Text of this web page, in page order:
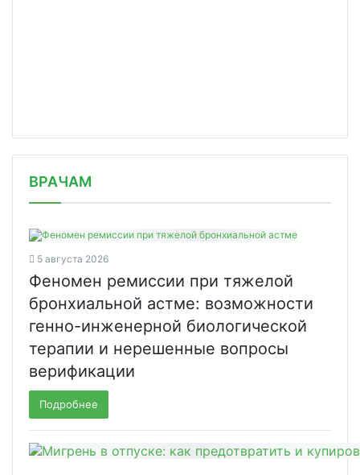
ВРАЧАМ
5 августа 2026
Феномен ремиссии при тяжелой
бронхиальной астме: возможности
генно-инженерной биологической
терапии и нерешенные вопросы
верификации
Подробнее